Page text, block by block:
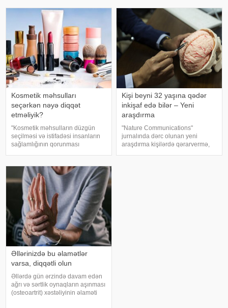
preslənmiş kətan toxumlarında
riskini azaltmaq üçün kalsium, D
vitamini, zülal
Kosmetik məhsulları
seçərkən nəyə diqqət
etməliyik?
"Kosmetik məhsulların düzgün
seçilməsi və istifadəsi insanların
sağlamlığının qorunması
Səhiyyə Nazirliyinin rəsmi
"Instagram" hesabınd
Kişi beyni 32 yaşına qədər
inkişaf edə bilər – Yeni
araşdırma
"Nature Communications"
jurnalında dərc olunan yeni
araşdırma kişilərdə qərarvermə,
Əllərinizdə bu əlamətlər
varsa, diqqətli olun
Əllərdə gün ərzində davam edən
ağrı və sərtlik oynaqların aşınması
(osteoartrit) xəstəliyinin əlaməti